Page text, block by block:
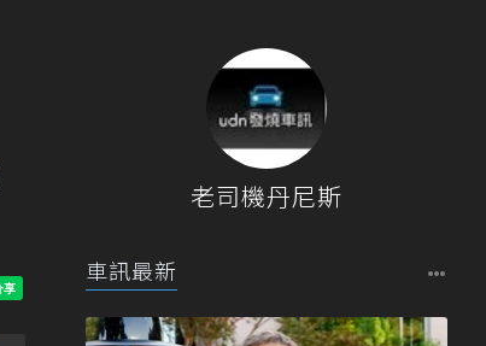
老司機丹尼斯
車訊最新